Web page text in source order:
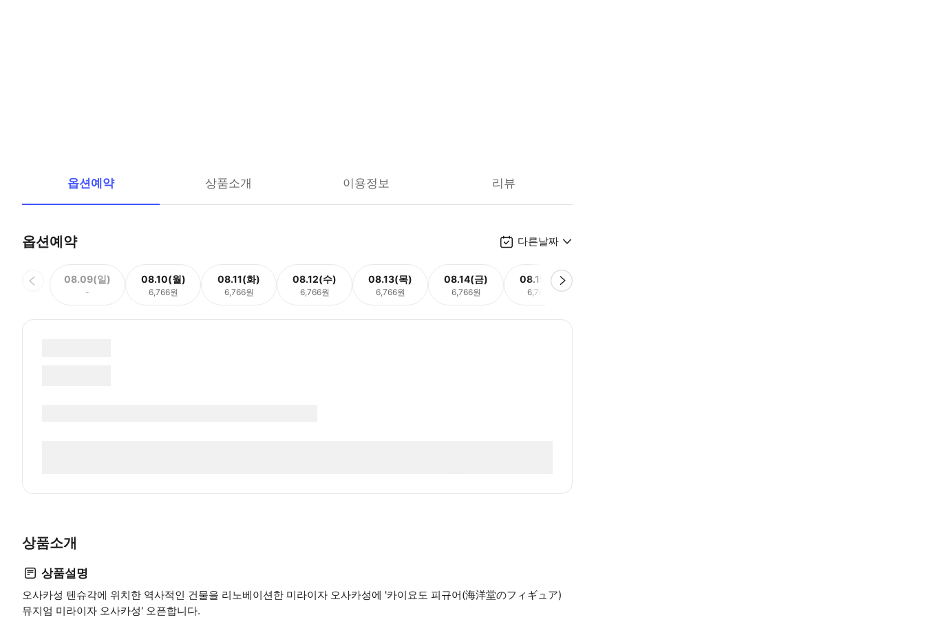
옵션예약 상품소개 이용정보 리뷰
옵션예약 다른날짜
08.09(일)
-
08.10(월)
6,766원
08.11(화)
6,766원
08.12(수)
6,766원
08.13(목)
6,766원
08.14(금)
6,766원
08.15(토)
6,766원
상품소개
상품설명
오사카성 텐슈각에 위치한 역사적인 건물을 리노베이션한 미라이자 오사카성에 '카이요도 피규어(海洋堂のフィギュア)
뮤지엄 미라이자 오사카성' 오픈합니다.